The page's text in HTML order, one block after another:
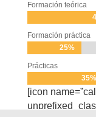
Formación teórica
Formación práctica
25%
25%
Prácticas
35%
35%
[icon